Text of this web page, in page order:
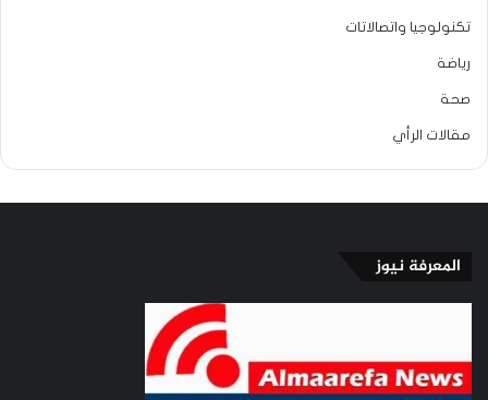
تكنولوجيا واتصالاتات
رياضة
صحة
مقالات الرأي
المعرفة نيوز